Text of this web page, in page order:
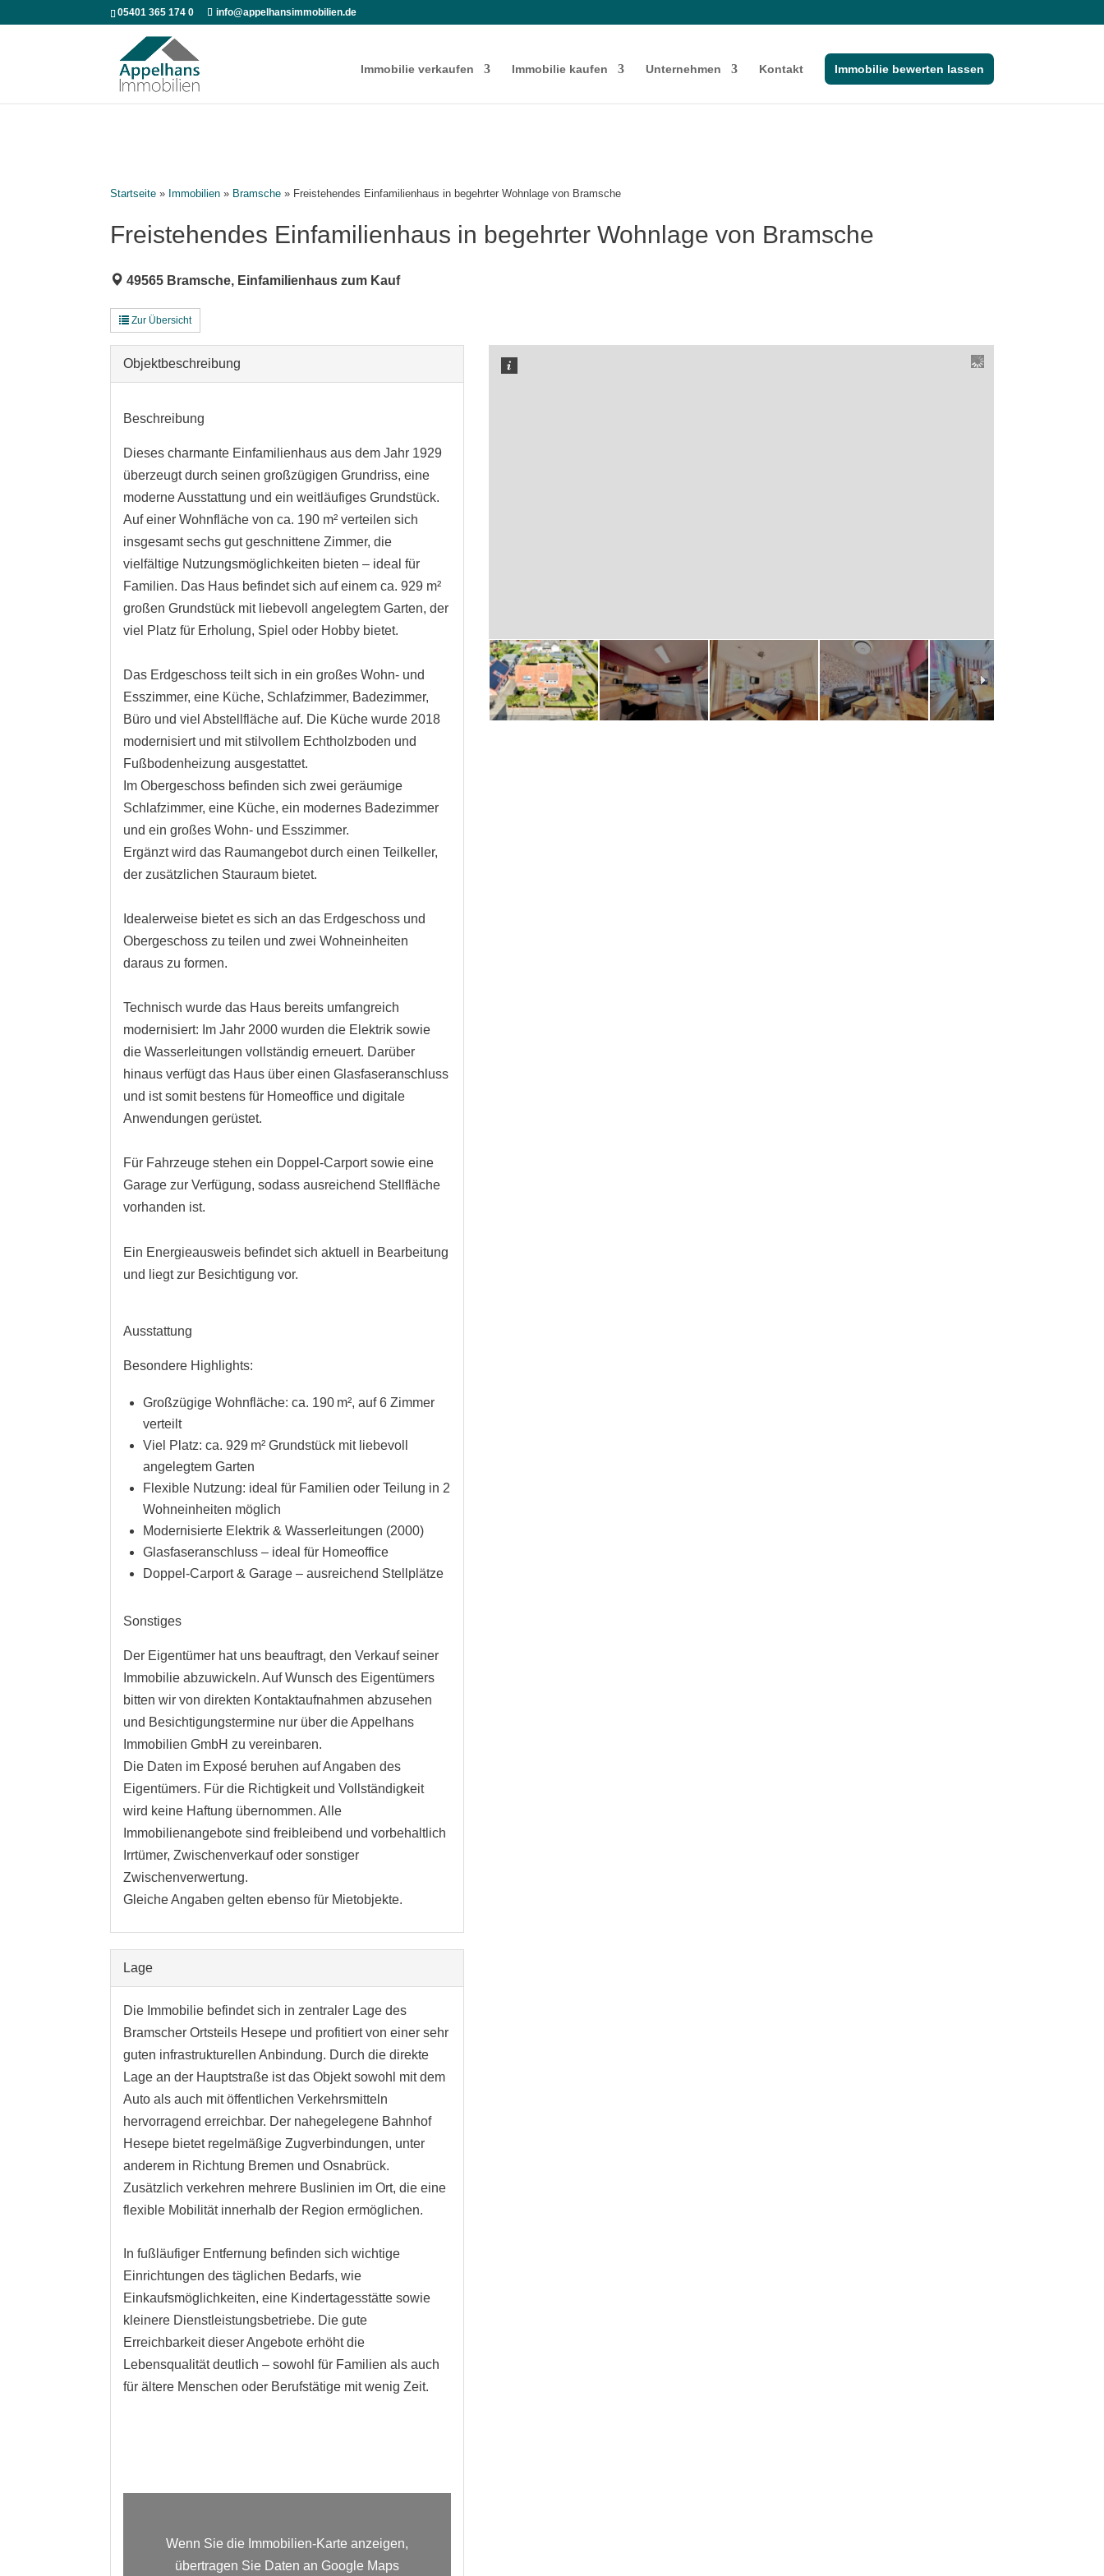
05401 365 174 0 info@appelhansimmobilien.de
Immobilie verkaufen Immobilie kaufen Unternehmen Kontakt Immobilie bewerten lassen
Startseite » Immobilien » Bramsche » Freistehendes Einfamilienhaus in begehrter Wohnlage von Bramsche
Freistehendes Einfamilienhaus in begehrter Wohnlage von Bramsche
49565 Bramsche, Einfamilienhaus zum Kauf
Zur Übersicht
Objekt­beschreibung
Beschreibung
Dieses charmante Einfamilienhaus aus dem Jahr 1929
überzeugt durch seinen großzügigen Grundriss, eine
moderne Ausstattung und ein weitläufiges Grundstück.
Auf einer Wohnfläche von ca. 190 m² verteilen sich
insgesamt sechs gut geschnittene Zimmer, die
vielfältige Nutzungsmöglichkeiten bieten – ideal für
Familien. Das Haus befindet sich auf einem ca. 929 m²
großen Grundstück mit liebevoll angelegtem Garten, der
viel Platz für Erholung, Spiel oder Hobby bietet.
Das Erdgeschoss teilt sich in ein großes Wohn- und
Esszimmer, eine Küche, Schlafzimmer, Badezimmer,
Büro und viel Abstellfläche auf. Die Küche wurde 2018
modernisiert und mit stilvollem Echtholzboden und
Fußbodenheizung ausgestattet.
Im Obergeschoss befinden sich zwei geräumige
Schlafzimmer, eine Küche, ein modernes Badezimmer
und ein großes Wohn- und Esszimmer.
Ergänzt wird das Raumangebot durch einen Teilkeller,
der zusätzlichen Stauraum bietet.
Idealerweise bietet es sich an das Erdgeschoss und
Obergeschoss zu teilen und zwei Wohneinheiten
daraus zu formen.
Technisch wurde das Haus bereits umfangreich
modernisiert: Im Jahr 2000 wurden die Elektrik sowie
die Wasserleitungen vollständig erneuert. Darüber
hinaus verfügt das Haus über einen Glasfaseranschluss
und ist somit bestens für Homeoffice und digitale
Anwendungen gerüstet.
Für Fahrzeuge stehen ein Doppel-Carport sowie eine
Garage zur Verfügung, sodass ausreichend Stellfläche
vorhanden ist.
Ein Energieausweis befindet sich aktuell in Bearbeitung
und liegt zur Besichtigung vor.
Ausstattung
Besondere Highlights:
Großzügige Wohnfläche: ca. 190 m², auf 6 Zimmer
verteilt
Viel Platz: ca. 929 m² Grundstück mit liebevoll
angelegtem Garten
Flexible Nutzung: ideal für Familien oder Teilung in 2
Wohneinheiten möglich
Modernisierte Elektrik & Wasserleitungen (2000)
Glasfaseranschluss – ideal für Homeoffice
Doppel-Carport & Garage – ausreichend Stellplätze
Sonstiges
Der Eigentümer hat uns beauftragt, den Verkauf seiner
Immobilie abzuwickeln. Auf Wunsch des Eigentümers
bitten wir von direkten Kontaktaufnahmen abzusehen
und Besichtigungstermine nur über die Appelhans
Immobilien GmbH zu vereinbaren.
Die Daten im Exposé beruhen auf Angaben des
Eigentümers. Für die Richtigkeit und Vollständigkeit
wird keine Haftung übernommen. Alle
Immobilienangebote sind freibleibend und vorbehaltlich
Irrtümer, Zwischenverkauf oder sonstiger
Zwischenverwertung.
Gleiche Angaben gelten ebenso für Mietobjekte.
Lage
Die Immobilie befindet sich in zentraler Lage des
Bramscher Ortsteils Hesepe und profitiert von einer sehr
guten infrastrukturellen Anbindung. Durch die direkte
Lage an der Hauptstraße ist das Objekt sowohl mit dem
Auto als auch mit öffentlichen Verkehrsmitteln
hervorragend erreichbar. Der nahegelegene Bahnhof
Hesepe bietet regelmäßige Zugverbindungen, unter
anderem in Richtung Bremen und Osnabrück.
Zusätzlich verkehren mehrere Buslinien im Ort, die eine
flexible Mobilität innerhalb der Region ermöglichen.
In fußläufiger Entfernung befinden sich wichtige
Einrichtungen des täglichen Bedarfs, wie
Einkaufsmöglichkeiten, eine Kindertagesstätte sowie
kleinere Dienstleistungsbetriebe. Die gute
Erreichbarkeit dieser Angebote erhöht die
Lebensqualität deutlich – sowohl für Familien als auch
für ältere Menschen oder Berufstätige mit wenig Zeit.
Wenn Sie die Immobilien-Karte anzeigen,
übertragen Sie Daten an Google Maps